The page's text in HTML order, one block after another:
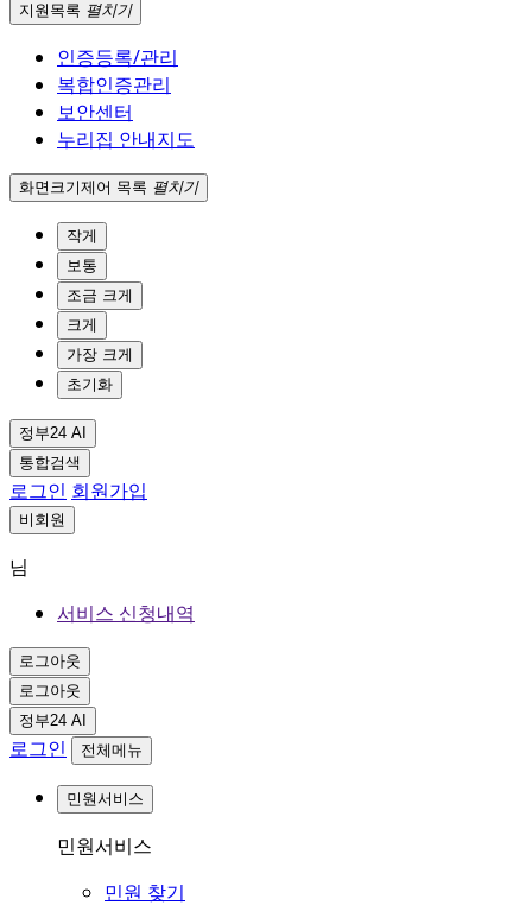
지원 목록 펼치기
인증등록/관리
복합인증관리
보안센터
누리집 안내지도
화면크기제어 목록 펼치기
작게
보통
조금 크게
크게
가장 크게
초기화
정부24 AI
통합검색
로그인 회원가입
비회원
님
서비스 신청내역
로그아웃
로그아웃
정부24 AI
로그인 전체메뉴
민원서비스
민원서비스
민원 찾기